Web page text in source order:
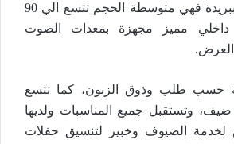
فندقية للاحتفالات ببريدة فهي متوسطة الحجم تتسع الي 90
مميز مجهزة بمعدات الصوت
حسب طلب وذوق الزبون، كما تتسع
الفندق لـ 90 ضيف، وتستقبل جميع المناسبات ولديها
الضيوف وخبير لتنسيق حفلات